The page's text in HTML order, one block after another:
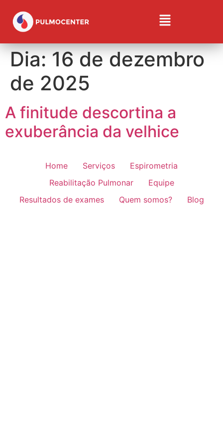
Dia:16 de dezembro
de 2025
A finitude descortina a
exuberância da velhice
Home Serviços
Espirometria
Reabilitação Pulmonar
Equipe
Resultados de exames
Quem somos? Blog